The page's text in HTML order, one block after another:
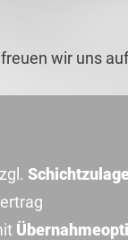
wir uns